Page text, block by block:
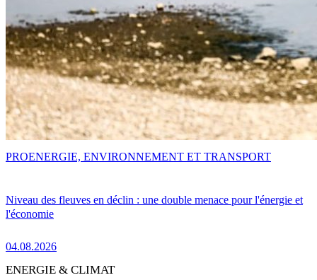
Niveau des fleuves en déclin : une double menace pour l'énergie et
l'économie
04.08.2026
PROENERGIE, ENVIRONNEMENT ET TRANSPORT
ENERGIE & CLIMAT